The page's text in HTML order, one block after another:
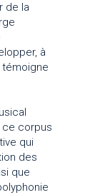
de la
à
témoigne
ce corpus
qui
des
que